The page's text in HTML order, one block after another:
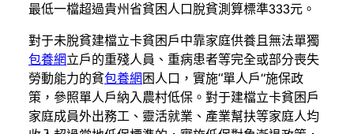
最低一檔超過貴州省貧困人口脫貧測算標準333元。
對于未脫貧建檔立卡貧困戶中靠家庭供養且無法單獨
包養網立戶的重殘人員、重病患者等完全或部分喪失
勞動能力的貧包養網 困人口，實施“單人戶”施保政
策，參照單人戶納入農村低保。對于建檔立卡貧困戶
家庭成員外出務工、靈活就業、產業幫扶等家庭人均